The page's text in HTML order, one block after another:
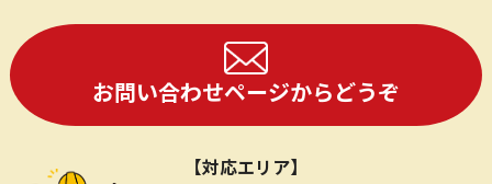
お問い合わせページからどうぞ
【対応エリア】